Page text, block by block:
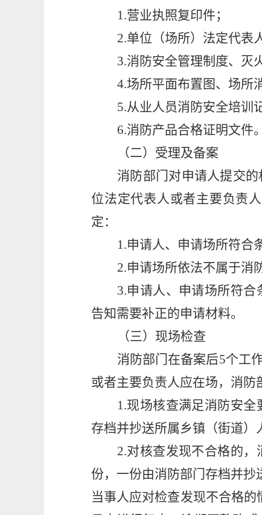
1.营业执照复印件；
2.单位（场所）法定代表
3.消防安全管理制度、灭
4.场所平面布置图、场所
5.从业人员消防安全培训
6.消防产品合格证明文件。
（二）受理及备案
消防部门对申请人提交
位法定代表人或者主要负责
定：
1.申请人、申请场所符合
2.申请场所依法不属于消
3.申请人、申请场所符
告知需要补正的申请材料。
（三）现场检查
消防部门在备案后5个工
或者主要负责人应在场，消防
1.现场核查满足消防安全
存档并抄送所属乡镇（街道）
2.对核查发现不合格的，
份，一份由消防部门存档并抄
当事人应对检查发现不合格